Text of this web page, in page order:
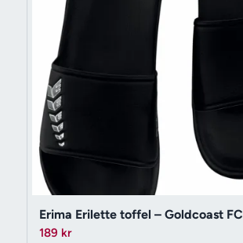
Erima Erilette toffel – Goldcoast FC
189 kr